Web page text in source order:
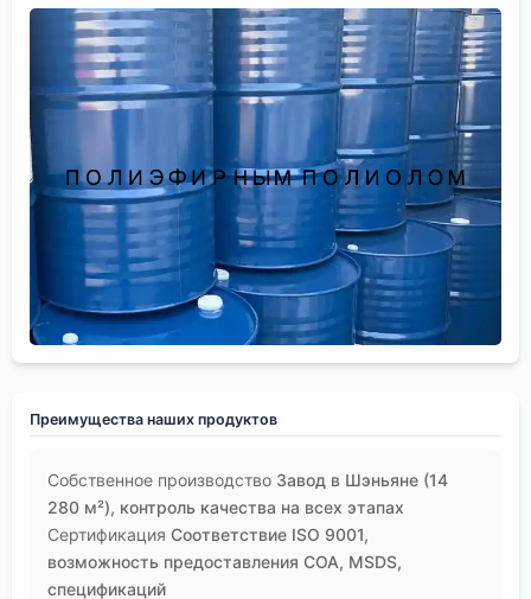
Преимущества наших продуктов
Собственное производство Завод в Шэньяне (14
280 м²), контроль качества на всех этапах
Сертификация Соответствие ISO 9001,
возможность предоставления COA, MSDS,
спецификаций